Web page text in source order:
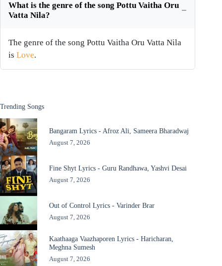
What is the genre of the song Pottu Vaitha Oru
Vatta Nila?
The genre of the song Pottu Vaitha Oru Vatta Nila
is Love.
Trending Songs
Bangaram Lyrics - Afroz Ali, Sameera Bharadwaj
August 7, 2026
Fine Shyt Lyrics - Guru Randhawa, Yashvi Desai
August 7, 2026
Out of Control Lyrics - Varinder Brar
August 7, 2026
Kaathaaga Vaazhaporen Lyrics - Haricharan,
Meghna Sumesh
August 7, 2026